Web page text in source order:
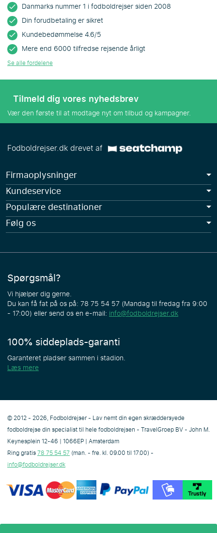
Danmarks nummer 1 i fodboldrejser siden 2008
Din forudbetaling er sikret
Kundebedømmelse 4.6/5
Mere end 6000 tilfredse rejsende årligt
Se alle fordelene
Tilmeld dig vores nyhedsbrev
Vær den første til at modtage nyt om tilbud og kampagner.
Fodboldrejser.dk drevet af
Firmaoplysninger
Kundeservice
Populære destinationer
Følg os
Spørgsmål?
Vi hjælper dig gerne.
Du kan få fat på os på: 78 75 54 57 (Mandag til fredag fra 9:00
- 17:00) eller send os en e-mail: info@fodboldrejser.dk
100% siddeplads-garanti
Garanteret pladser sammen i stadion.
Læs mere
© 2012 - 2026, Fodboldrejser - Lav nemt din egen skræddersyede
fodboldrejse din specialist til hele fodboldrejsen - TravelGroep BV - John M.
Keynesplein 12-46 | 1066EP | Amsterdam
Ring gratis78 75 54 57(man. - fre. kl. 09.00 til 17.00) -
info@fodboldrejser.dk